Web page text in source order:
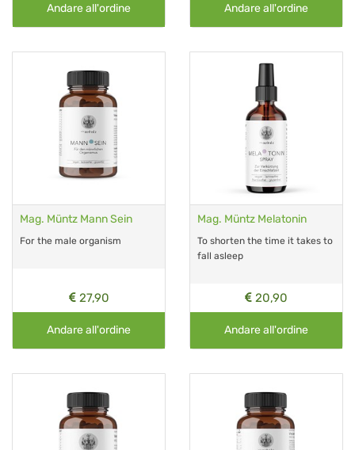
Andare all'ordine Andare all'ordine
Mag. Müntz Mann Sein
For the male organism
27,90
Andare all'ordine
Mag. Müntz Melatonin
To shorten the time it takes to
fall asleep
20,90
Andare all'ordine